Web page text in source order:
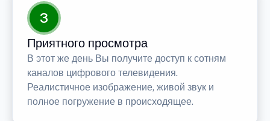
3
Приятного просмотра
В этот же день Вы получите доступ к сотням
каналов цифрового телевидения.
Реалистичное изображение, живой звук и
полное погружение в происходящее.